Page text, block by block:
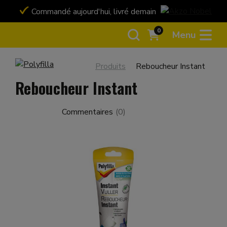
Commandé aujourd'hui, livré demain
Bancontact ou
0 Menu
Produits Reboucheur Instant
Reboucheur Instant
Commentaires (0)